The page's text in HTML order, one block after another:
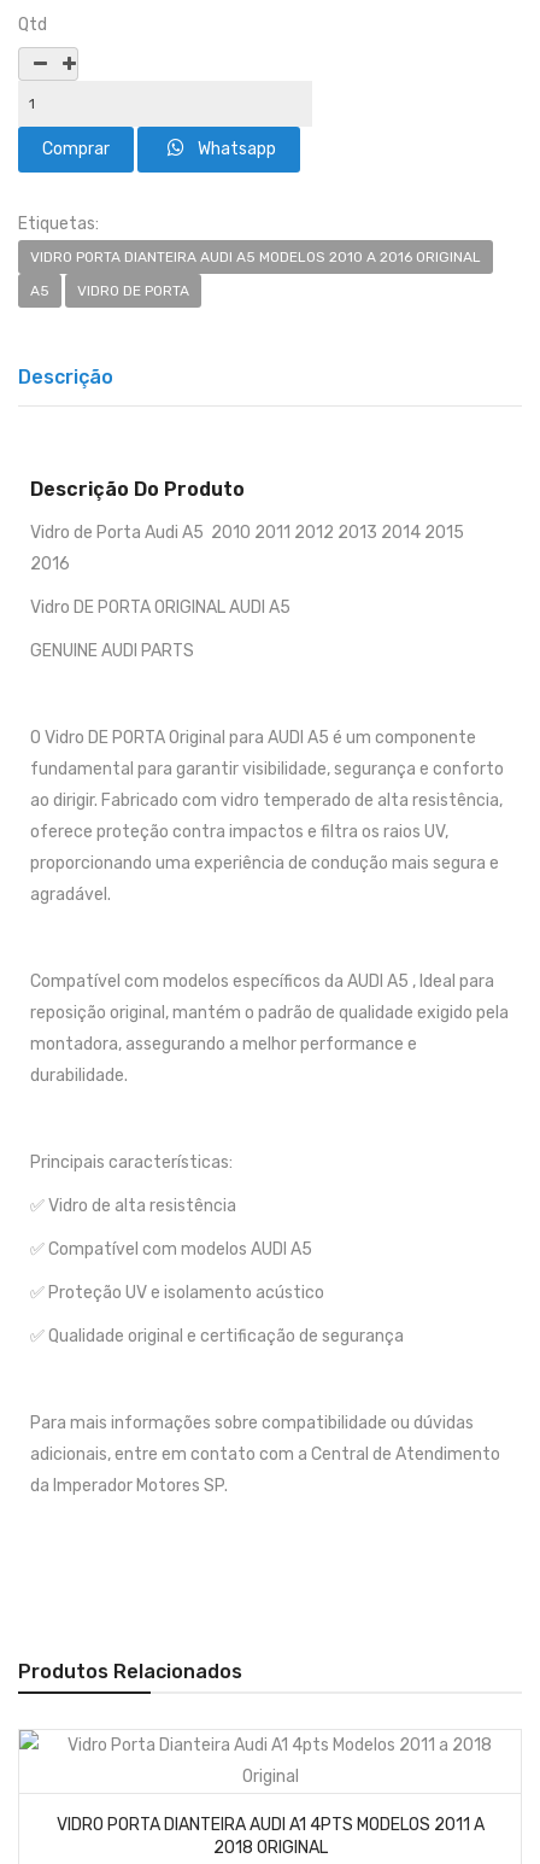
Qtd
Whatsapp
Etiquetas:
VIDRO PORTA DIANTEIRA AUDI A5 MODELOS 2010 A 2016 ORIGINAL
A5
VIDRO DE PORTA
Descrição
Descrição Do Produto
Vidro de Porta Audi A5 2010 2011 2012 2013 2014 2015
2016
Vidro DE PORTA ORIGINAL AUDI A5
GENUINE AUDI PARTS
O Vidro DE PORTA Original para AUDI A5 é um componente
fundamental para garantir visibilidade, segurança e conforto
ao dirigir. Fabricado com vidro temperado de alta resistência,
oferece proteção contra impactos e filtra os raios UV,
proporcionando uma experiência de condução mais segura e
agradável.
Compatível com modelos específicos da AUDI A5 , Ideal para
reposição original, mantém o padrão de qualidade exigido pela
montadora, assegurando a melhor performance e
durabilidade.
Principais características:
✅ Vidro de alta resistência
✅ Compatível com modelos AUDI A5
✅ Proteção UV e isolamento acústico
✅ Qualidade original e certificação de segurança
Para mais informações sobre compatibilidade ou dúvidas
adicionais, entre em contato com a Central de Atendimento
da Imperador Motores SP.
Produtos Relacionados
VIDRO PORTA DIANTEIRA AUDI A1 4PTS MODELOS 2011 A
2018 ORIGINAL